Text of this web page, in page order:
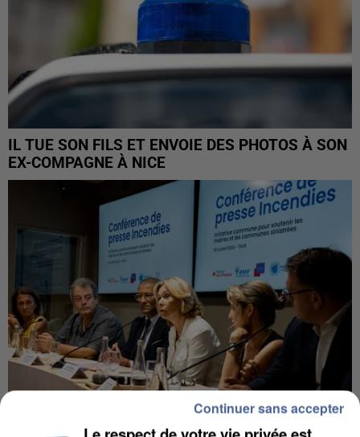
IL TUE SON FILS ET ENVOIE DES PHOTOS À SON
EX-COMPAGNE À NICE
Continuer sans accepter